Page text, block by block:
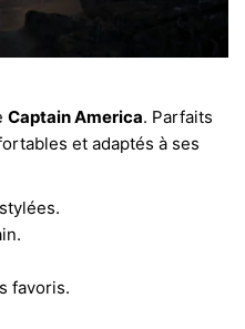
Captain America. Parfaits
et adaptés à ses
favoris.